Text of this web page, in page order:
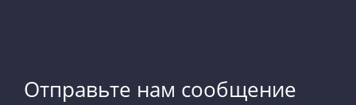
Отправьте нам сообщение